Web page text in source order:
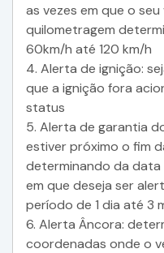
as vezes em que o
quilometragem
60km/h até 120 km/h
4. Alerta de ignição:
que a ignição fora
status
5. Alerta de garantia
estiver próximo o fim
determinando da
em que deseja ser
período de 1 dia até 3
6. Alerta Âncora:
coordenadas onde o